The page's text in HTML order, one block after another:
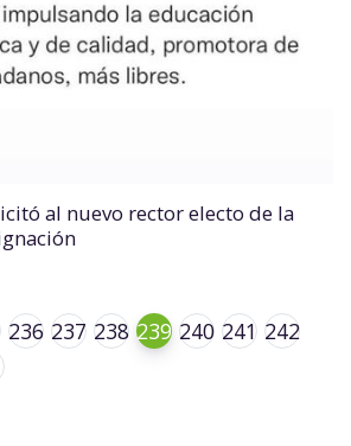
al nuevo rector electo de la
236 237 238 239 240 241 242